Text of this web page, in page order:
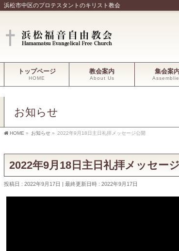
浜松市中区のプロテスタントのキリスト教会
トップページ
HOME
教会案内
About Us
集会案
お知らせ
HOME » お知らせ » 2022年9月18日主日礼拝メッセージ公開
2022年9月18日主日礼拝メッセー
投稿日 : 2022年9月17日 最終更新日時 : 2022年9月17日